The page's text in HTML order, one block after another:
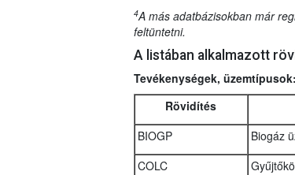
4A más adatbázisokban már
feltüntetni.
A listában alkalmazott
Tevékenységek, üzemtípusok:
Rövidítés
BIOGP
Biogáz
COLC